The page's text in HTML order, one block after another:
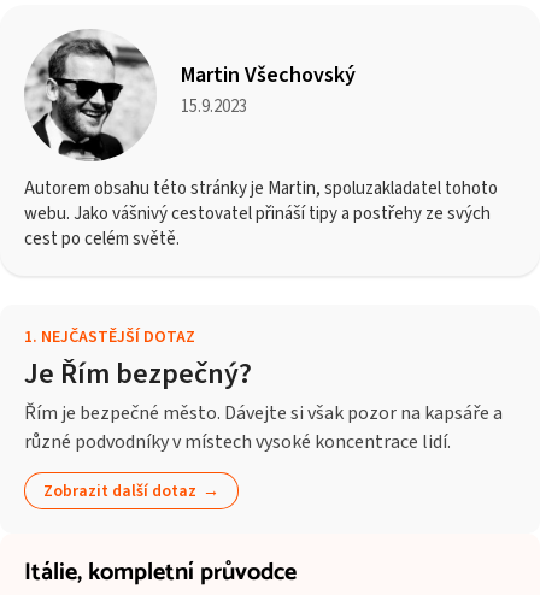
Martin Všechovský
15.9.2023
Autorem obsahu této stránky je Martin, spoluzakladatel tohoto
webu. Jako vášnivý cestovatel přináší tipy a postřehy ze svých
cest po celém světě.
1. NEJČASTĚJŠÍ DOTAZ
Je Řím bezpečný?
Řím je bezpečné město. Dávejte si však pozor na kapsáře a
různé podvodníky v místech vysoké koncentrace lidí.
Zobrazit další dotaz
Itálie,kompletní průvodce